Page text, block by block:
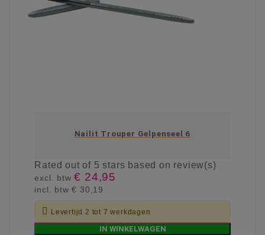
Nailit Trouper Gelpenseel 6
Ratedout of 5 stars based on review(s)
excl. btw€ 24,95
incl. btw€ 30,19
 Levertijd 2 tot 7 werkdagen
IN WINKELWAGEN